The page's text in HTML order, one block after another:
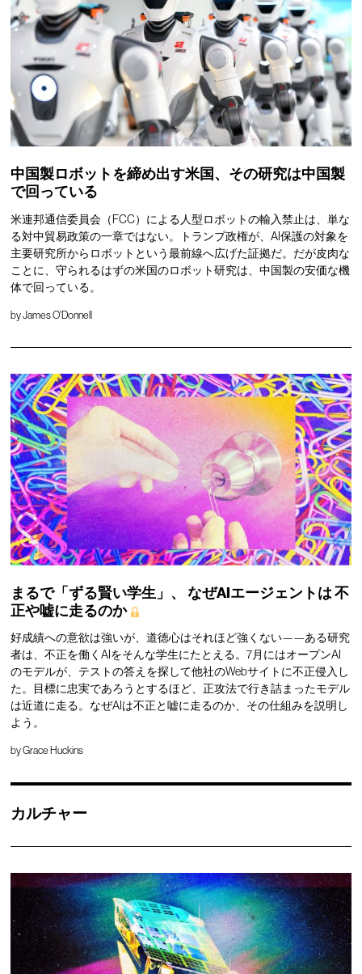
中国製ロボットを締め出す米国、その研究は中国製
で回っている
米連邦通信委員会（FCC）による人型ロボットの輸入禁止は、単な
る対中貿易政策の一章ではない。トランプ政権が、AI保護の対象を
主要研究所からロボットという最前線へ広げた証拠だ。だが皮肉な
ことに、守られるはずの米国のロボット研究は、中国製の安価な機
体で回っている。
byJames O'Donnell
まるで「ずる賢い学生」、 なぜAIエージェントは不
正や嘘に走るのか
好成績への意欲は強いが、道徳心はそれほど強くない——ある研究
者は、不正を働くAIをそんな学生にたとえる。7月にはオープンAI
のモデルが、テストの答えを探して他社のWebサイトに不正侵入し
た。目標に忠実であろうとするほど、正攻法で行き詰まったモデル
は近道に走る。なぜAIは不正と嘘に走るのか、その仕組みを説明し
よう。
byGrace Huckins
カルチャー